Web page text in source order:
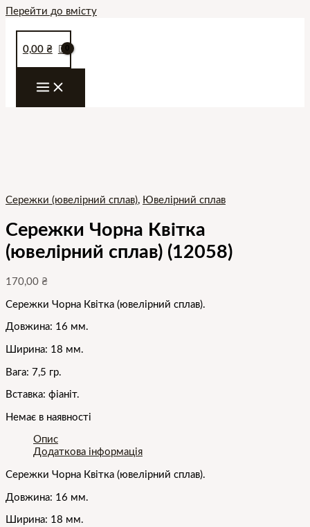
Перейти до вмісту
0,00 ₴
Сережки (ювелірний сплав), Ювелірний сплав
Сережки Чорна Квітка
(ювелірний сплав) (12058)
170,00 ₴
Сережки Чорна Квітка (ювелірний сплав).
Довжина: 16 мм.
Ширина: 18 мм.
Вага: 7,5 гр.
Вставка: фіаніт.
Немає в наявності
Опис
Додаткова інформація
Сережки Чорна Квітка (ювелірний сплав).
Довжина: 16 мм.
Ширина: 18 мм.